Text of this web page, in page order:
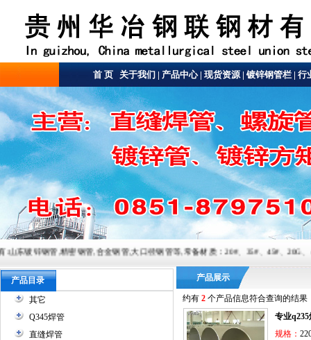
首 页 关于我们 | 产品中心| 现货资源| 镀锌钢管栏 | 行
镀锌钢管,精密钢管,合金钢管,大口径钢管等,常备材质：20#、35#、45#、20G、
产品目录
其它
Q345焊管
直缝焊管
产品展示
约有 2 个产品信息符合查询的结
专业
规格：